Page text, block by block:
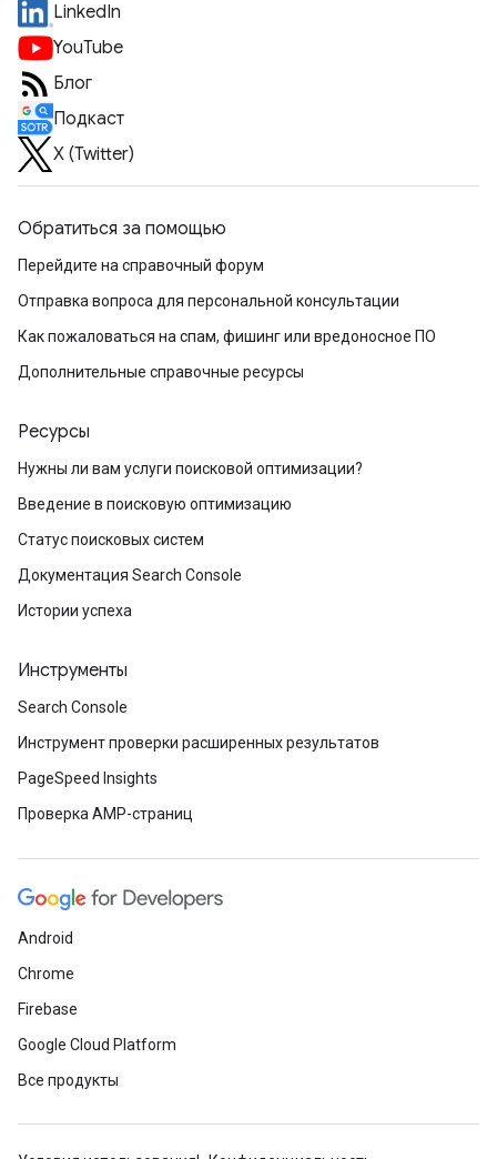
LinkedIn
YouTube
Блог
Подкаст
X (Twitter)
Обратиться за помощью
Перейдите на справочный форум
Отправка вопроса для персональной консультации
Как пожаловаться на спам, фишинг или вредоносное ПО
Дополнительные справочные ресурсы
Ресурсы
Нужны ли вам услуги поисковой оптимизации?
Введение в поисковую оптимизацию
Статус поисковых систем
Документация Search Console
Истории успеха
Инструменты
Search Console
Инструмент проверки расширенных результатов
PageSpeed Insights
Проверка AMP-страниц
Android
Chrome
Firebase
Google Cloud Platform
Все продукты